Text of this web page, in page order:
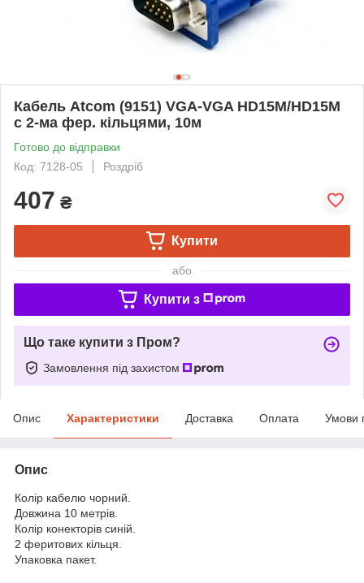
Кабель Atcom (9151) VGA-VGA HD15M/HD15M
с 2-ма фер. кільцями, 10м
Готово до відправки
Код: 7128-05
Роздріб
407 ₴
Купити
або
Купити з
Що таке купити з Пром?
Замовлення під захистом
Опис Характеристики Доставка Оплата Умови
Опис
Колір кабелю чорний.
Довжина 10 метрів.
Колір конекторів синій.
2 феритових кільця.
Упаковка пакет.